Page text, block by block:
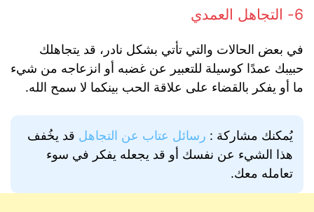
6- التجاهل العمدي
في بعض الحالات والتي تأتي بشكل نادر، قد يتجاهلك
حبيبك عمدًا كوسيلة للتعبير عن غضبه أو انزعاجه من شيء
ما أو يفكر بالقضاء على علاقة الحب بينكما لا سمح الله.
يُمكنك مشاركة : رسائل عتاب عن التجاهل قد يخُفف
هذا الشيء عن نفسك أو قد يجعله يفكر في سوء
تعامله معك.